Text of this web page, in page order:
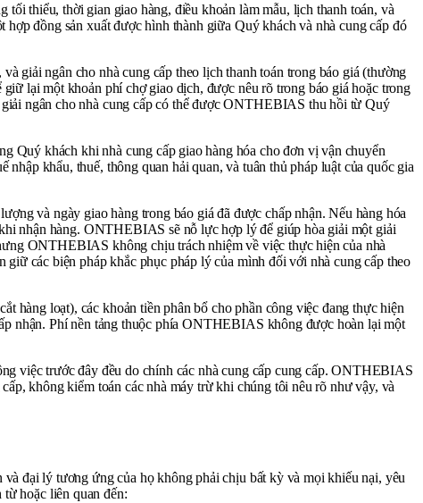
thiểu, thời gian giao hàng, điều khoản làm mẫu, lịch thanh toán, và
đồng sản xuất được hình thành giữa Quý khách và nhà cung cấp đó
giải ngân cho nhà cung cấp theo lịch thanh toán trong báo giá (thường
lại một khoản phí chợ giao dịch, được nêu rõ trong báo giá hoặc trong
ngân cho nhà cung cấp có thể được ONTHEBIAS thu hồi từ Quý
Quý khách khi nhà cung cấp giao hàng hóa cho đơn vị vận chuyển
khẩu, thuế, thông quan hải quan, và tuân thủ pháp luật của quốc gia
và ngày giao hàng trong báo giá đã được chấp nhận. Nếu hàng hóa
nhận hàng. ONTHEBIAS sẽ nỗ lực hợp lý để giúp hòa giải một giải
ONTHEBIAS không chịu trách nhiệm về việc thực hiện của nhà
các biện pháp khắc phục pháp lý của mình đối với nhà cung cấp theo
hàng loạt), các khoản tiền phân bổ cho phần công việc đang thực hiện
nhận. Phí nền tảng thuộc phía ONTHEBIAS không được hoàn lại một
việc trước đây đều do chính các nhà cung cấp cung cấp. ONTHEBIAS
không kiểm toán các nhà máy trừ khi chúng tôi nêu rõ như vậy, và
đại lý tương ứng của họ không phải chịu bất kỳ và mọi khiếu nại, yêu
hoặc liên quan đến: